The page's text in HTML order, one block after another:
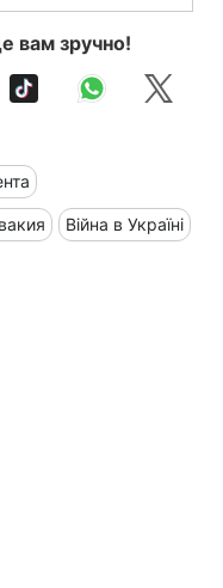
вам зручно!
Війна в Україні